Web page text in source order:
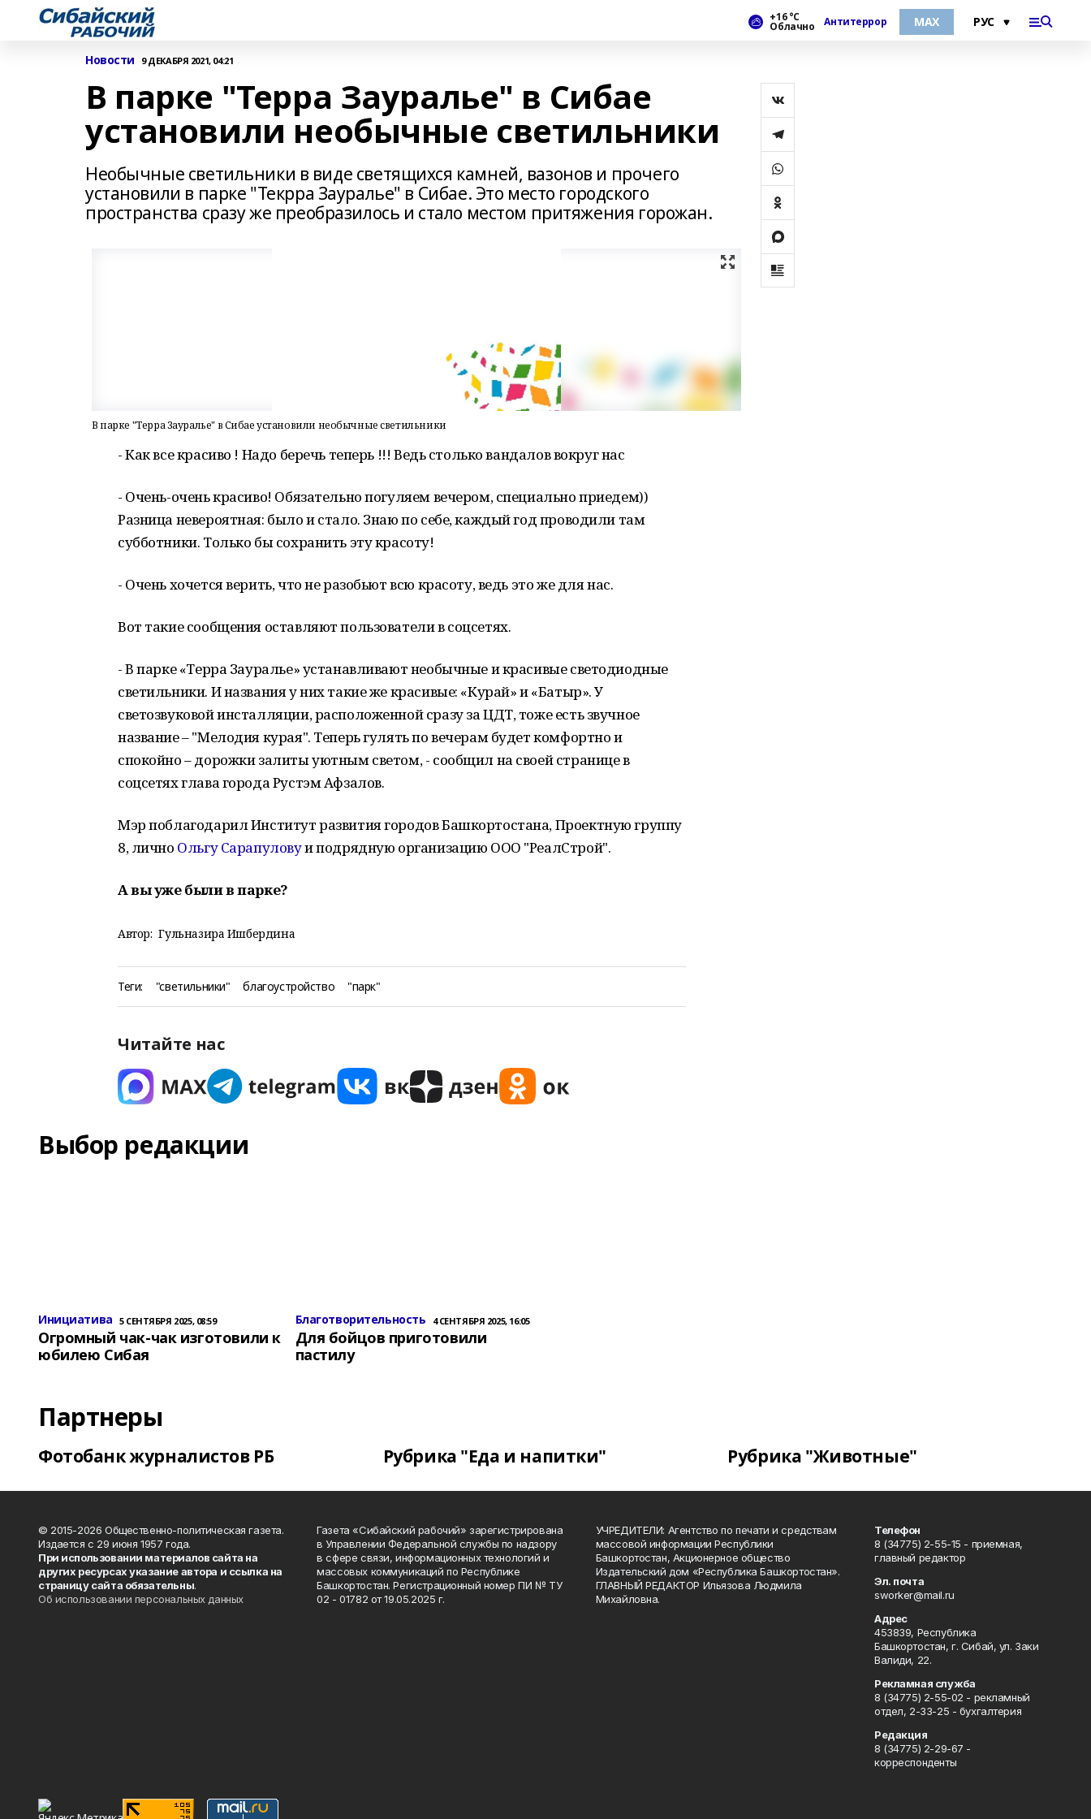
+16 °С
Облачно Антитеррор МАХ
Новости 9 ДЕКАБРЯ 2021, 04:21
В парке "Терра Зауралье" в Сибае
установили необычные светильники
Необычные светильники в виде светящихся камней, вазонов и прочего
установили в парке "Текрра Зауралье" в Сибае. Это место городского
пространства сразу же преобразилось и стало местом притяжения горожан.
В парке "Терра Зауралье" в Сибае установили необычные светильники
- Как все красиво ! Надо беречь теперь !!! Ведь столько вандалов вокруг нас
- Очень-очень красиво! Обязательно погуляем вечером, специально приедем))
Разница невероятная: было и стало. Знаю по себе, каждый год проводили там
субботники. Только бы сохранить эту красоту!
- Очень хочется верить, что не разобьют всю красоту, ведь это же для нас.
Вот такие сообщения оставляют пользователи в соцсетях.
- В парке «Терра Зауралье» устанавливают необычные и красивые светодиодные
светильники. И названия у них такие же красивые: «Курай» и «Батыр». У
светозвуковой инсталляции, расположенной сразу за ЦДТ, тоже есть звучное
название – "Мелодия курая". Теперь гулять по вечерам будет комфортно и
спокойно – дорожки залиты уютным светом, - сообщил на своей странице в
соцсетях глава города Рустэм Афзалов.
Мэр поблагодарил Институт развития городов Башкортостана, Проектную группу
8, лично Ольгу Сарапуловуи подрядную организацию ООО "РеалСтрой".
А вы уже были в парке?
Автор: Гульназира Ишбердина
Теги: "светильники" благоустройство "парк"
Читайте нас
Выбор редакции
Инициатива 5 СЕНТЯБРЯ 2025, 08:59
Огромный чак-чак изготовили к
юбилею Сибая
Благотворительность 4 СЕНТЯБРЯ 2025, 16:05
Для бойцов приготовили
пастилу
Партнеры
Фотобанк журналистов РБ Рубрика "Еда и напитки" Рубрика "Животные"
© 2015-2026 Общественно-политическая газета.
Издается с 29 июня 1957 года.
При использовании материалов сайта на
других ресурсах указание автора и ссылка на
страницу сайта обязательны.
Об использовании персональных данных
Газета «Сибайский рабочий» зарегистрирована
в Управлении Федеральной службы по надзору
в сфере связи, информационных технологий и
массовых коммуникаций по Республике
Башкортостан. Регистрационный номер ПИ № ТУ
02 - 01782 от 19.05.2025 г.
УЧРЕДИТЕЛИ: Агентство по печати и средствам
массовой информации Республики
Башкортостан, Акционерное общество
Издательский дом «Республика Башкортостан».
ГЛАВНЫЙ РЕДАКТОР Ильязова Людмила
Михайловна.
Телефон
8 (34775) 2-55-15 - приемная,
главный редактор
Эл. почта
sworker@mail.ru
Адрес
453839, Республика
Башкортостан, г. Сибай, ул. Заки
Валиди, 22.
Рекламная служба
8 (34775) 2-55-02 - рекламный
отдел, 2-33-25 - бухгалтерия
Редакция
8 (34775) 2-29-67 -
корреспонденты